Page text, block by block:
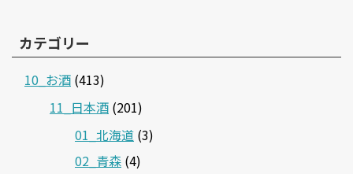
カテゴリー
10_お酒 (413)
11_日本酒 (201)
01_北海道 (3)
02_青森 (4)